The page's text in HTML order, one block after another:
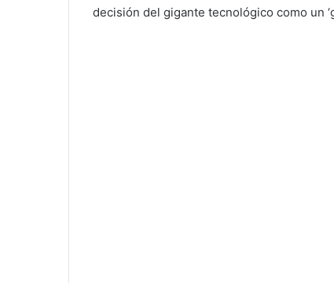
decisión del gigante tecnológico como un